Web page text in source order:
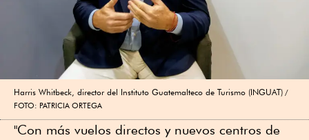
Harris Whitbeck, director del Instituto Guatemalteco de Turismo (INGUAT)
FOTO: PATRICIA ORTEGA
"Con más vuelos directos y nuevos centros de